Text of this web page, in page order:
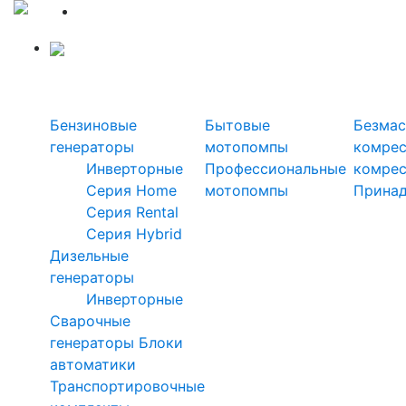
Бензиновые
генераторы
Инверторные
Серия Home
Серия Rental
Серия Hybrid
Дизельные
генераторы
Инверторные
Сварочные
генераторы Блоки
автоматики
Транспортировочные
Бытовые
мотопомпы
Профессиональные
мотопомпы